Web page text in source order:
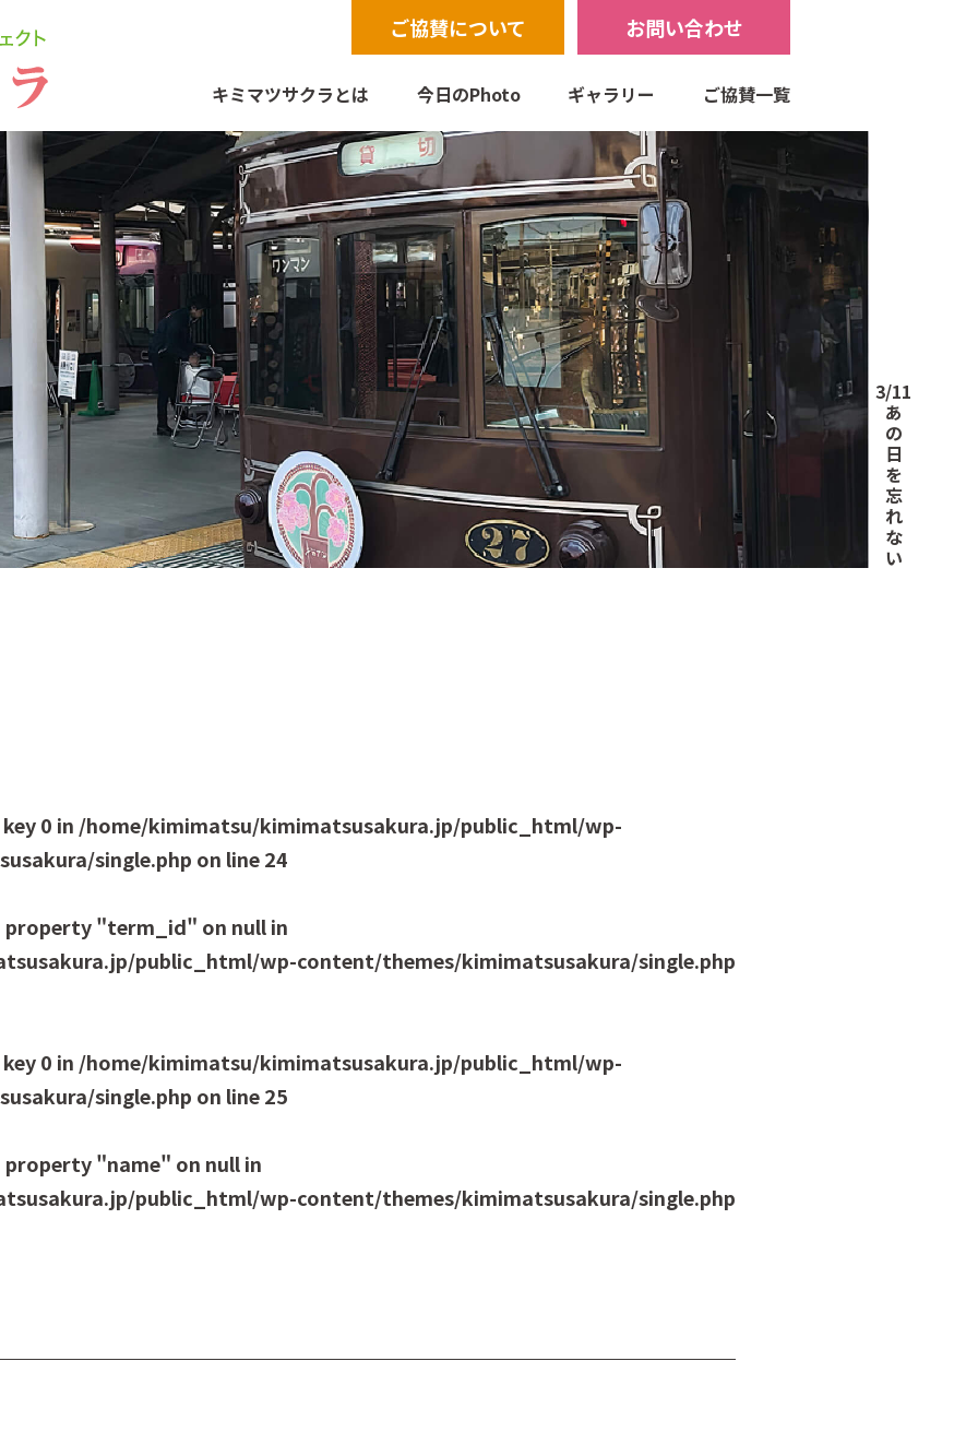
キミマツサクラとは 今日のPhoto ギャラリー ご協賛一覧
ご協賛について お問い合わせ
3/11
あ
の
日
を
忘
れ
な
い
0 in /home/kimimatsu/kimimatsusakura.jp/public_html/wp-
single.php on line24
"term_id" on null in
public_html/wp-content/themes/kimimatsusakura/single.php
0 in /home/kimimatsu/kimimatsusakura.jp/public_html/wp-
single.php on line25
"name" on null in
public_html/wp-content/themes/kimimatsusakura/single.php